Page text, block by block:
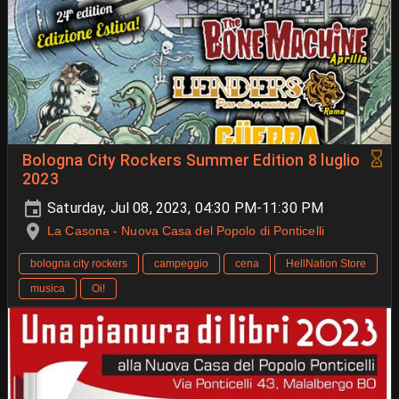
Bologna City Rockers Summer Edition 8 luglio
2023
Saturday, Jul 08, 2023, 04:30 PM-11:30 PM
La Casona - Nuova Casa del Popolo di Ponticelli
bologna city rockers campeggio cena
HellNation Store
musica
Oi!